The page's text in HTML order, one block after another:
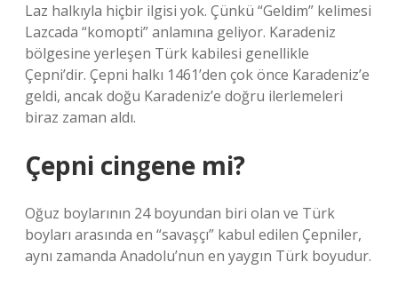
Laz halkıyla hiçbir ilgisi yok. Çünkü “Geldim” kelimesi
Lazcada “komopti” anlamına geliyor. Karadeniz
bölgesine yerleşen Türk kabilesi genellikle
Çepni’dir. Çepni halkı 1461’den çok önce Karadeniz’e
geldi, ancak doğu Karadeniz’e doğru ilerlemeleri
biraz zaman aldı.
Çepni cingene mi?
Oğuz boylarının 24 boyundan biri olan ve Türk
boyları arasında en “savaşçı” kabul edilen Çepniler,
aynı zamanda Anadolu’nun en yaygın Türk boyudur.